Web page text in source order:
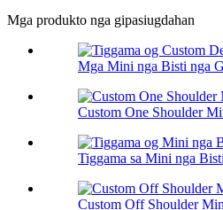
Mga produkto nga gipasiugdahan
Mga Mini nga Bisti nga
Custom One Shoulder
Tiggama sa Mini nga
Custom Off Shoulder